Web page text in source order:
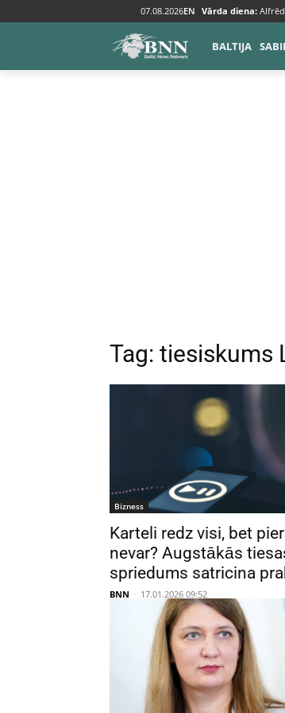
07.08.2026EN Vārda diena:
BALTIJA
Tags Tiesiskums Latvijā
Tag: tiesiskums
Bizness
Karteli redz visi, bet
nevar? Augstākās
spriedums satricina
BNN - 17.01.2026 09:52